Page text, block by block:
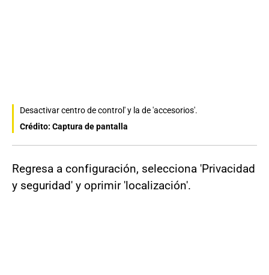
Desactivar centro de control' y la de 'accesorios'.
Crédito: Captura de pantalla
Regresa a configuración, selecciona 'Privacidad
y seguridad' y oprimir 'localización'.